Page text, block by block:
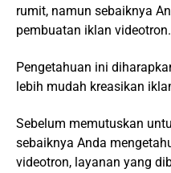
rumit, namun sebaiknya
pembuatan iklan videotron.
Pengetahuan ini
lebih mudah kreasikan
Sebelum memutuskan
sebaiknya Anda
videotron, layanan yang